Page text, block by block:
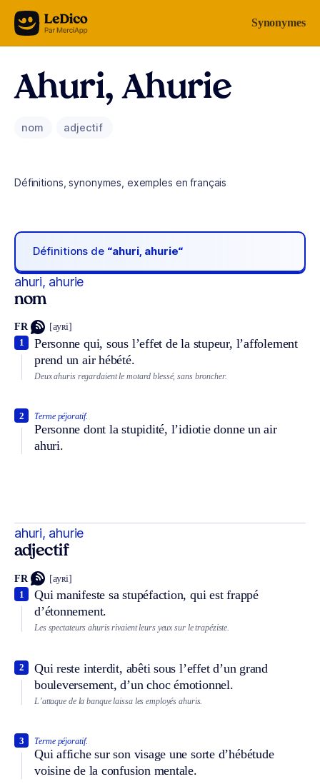
Aller au contenu Synonymes
Ahuri, Ahurie
nom adjectif
Définitions, synonymes, exemples en français
Définitions de “ahuri, ahurie“
ahuri, ahurie
nom
FR [ayʀi]
Personne qui, sous l’effet de la stupeur, l’affolement
prend un air hébété.
1
Deux ahuris regardaient le motard blessé, sans broncher.
Terme péjoratif.
Personne dont la stupidité, l’idiotie donne un air
ahuri.
2
ahuri, ahurie
adjectif
FR [ayʀi]
Qui manifeste sa stupéfaction, qui est frappé
d’étonnement.
1
Les spectateurs ahuris rivaient leurs yeux sur le trapéziste.
Qui reste interdit, abêti sous l’effet d’un grand
bouleversement, d’un choc émotionnel.
2
L’attaque de la banque laissa les employés ahuris.
Terme péjoratif.
Qui affiche sur son visage une sorte d’hébétude
voisine de la confusion mentale.
3